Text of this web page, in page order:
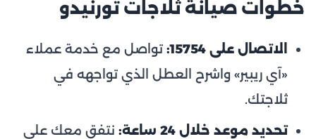
خطوات صيانة ثلاجات تورنيدو
الاتصال على 15754:
تواصل مع خدمة عملاء
«آي ريبير» واشرح العطل الذي تواجهه في
ثلاجتك.
تحديد موعد خلال 24 ساعة:
نتفق معك على